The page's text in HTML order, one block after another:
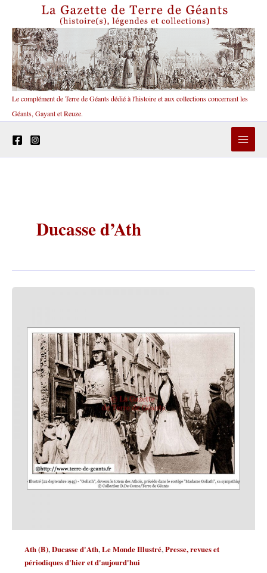
contenu
Le complément de Terre de Géants dédié à l'histoire et aux collections concernant les
Géants, Gayant et Reuze.
Ducasse d’Ath
Ath (B),Ducasse d'Ath,Le Monde Illustré,Presse, revues et
périodiques d'hier et d'aujourd'hui